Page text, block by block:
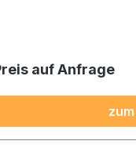
auf Anfrage